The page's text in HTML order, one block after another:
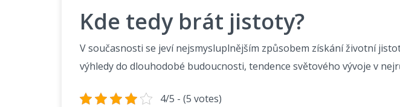
Kde tedy brát jistoty?
V současnosti se jeví nejsmysluplnějším způsobem získání životní
výhledy do dlouhodobé budoucnosti, tendence světového vývoje v
4/5 - (5 votes)